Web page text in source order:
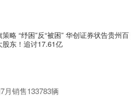
策略 “纾困”反“被困” 华创证券状告贵州百
股东！追讨17.61亿
月销售133783辆